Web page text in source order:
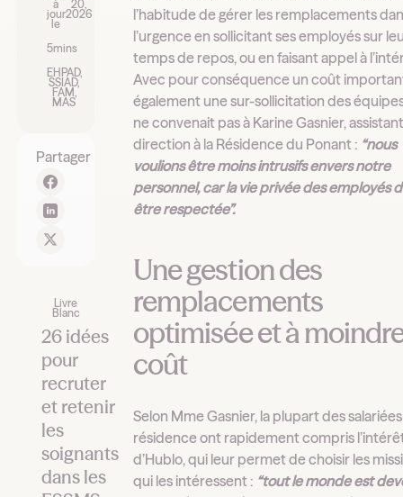
à
jour
le
20,
2026
5mins
EHPAD,
SSIAD,
FAM,
MAS
Partager
Livre
Blanc
26 idées
pour
recruter
et retenir
les
soignants
dans les
l’habitude de gérer les remplacements
l’urgence en sollicitant ses employés sur
temps de repos, ou en faisant appel à
Avec pour conséquence un coût
également une sur-sollicitation des
ne convenait pas à Karine Gasnier,
direction à la Résidence du Ponant : “nous
voulions être moins intrusifs envers notre
personnel, car la vie privée des employés
être respectée”.
Une gestion des
remplacements
optimisée et à
coût
Selon Mme Gasnier, la plupart des
résidence ont rapidement compris
d’Hublo, qui leur permet de choisir les
qui les intéressent : “tout le monde est